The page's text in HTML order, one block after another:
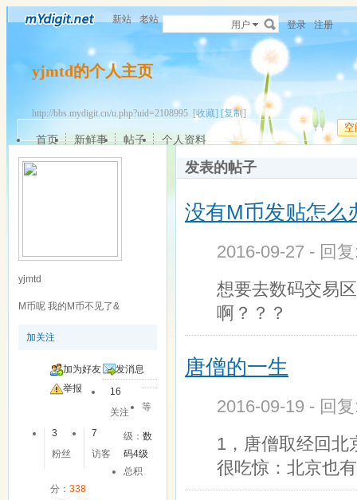
新站 老站 用户 登录 注册
yjmtd的个人主页
http://bbs.mydigit.cn/u.php?uid=2108995 [收藏] [复制]
空
首页 新鲜事 帖子 个人资料
yjmtd
M币呢 我的M币不见了&
加关注
加为好友
发消息
举报
16
关注
3
粉丝
7
访客
等
级：数
码4级
总积
分： 338
发表的帖子
没有M币发贴怎么
2016-09-27 - 回
想要去数码交易
啊？？？
唐僧的一生
2016-09-19 - 回
1，唐僧取经回北
很吃惊：北京也